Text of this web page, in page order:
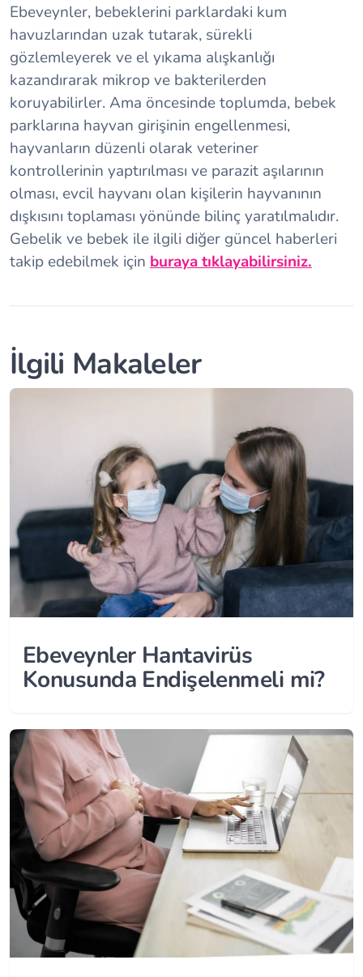
Ebeveynler, bebeklerini parklardaki kum
havuzlarından uzak tutarak, sürekli
gözlemleyerek ve el yıkama alışkanlığı
kazandırarak mikrop ve bakterilerden
koruyabilirler. Ama öncesinde toplumda, bebek
parklarına hayvan girişinin engellenmesi,
hayvanların düzenli olarak veteriner
kontrollerinin yaptırılması ve parazit aşılarının
olması, evcil hayvanı olan kişilerin hayvanının
dışkısını toplaması yönünde bilinç yaratılmalıdır.
Gebelik ve bebek ile ilgili diğer güncel haberleri
takip edebilmek için buraya tıklayabilirsiniz.
İlgili Makaleler
Ebeveynler Hantavirüs
Konusunda Endişelenmeli mi?